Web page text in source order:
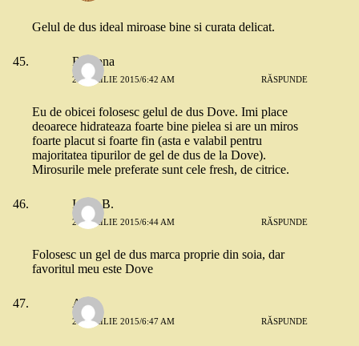
Gelul de dus ideal miroase bine si curata delicat.
Ramona
24 APRILIE 2015/6:42 AM RĂSPUNDE
Eu de obicei folosesc gelul de dus Dove. Imi place
deoarece hidrateaza foarte bine pielea si are un miros
foarte placut si foarte fin (asta e valabil pentru
majoritatea tipurilor de gel de dus de la Dove).
Mirosurile mele preferate sunt cele fresh, de citrice.
Ionut B.
24 APRILIE 2015/6:44 AM RĂSPUNDE
Folosesc un gel de dus marca proprie din soia, dar
favoritul meu este Dove
Anca
24 APRILIE 2015/6:47 AM RĂSPUNDE